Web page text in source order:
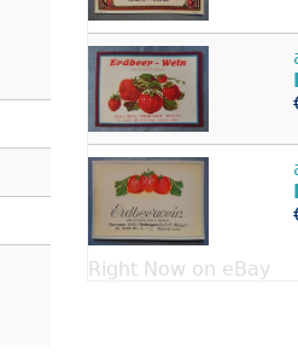
Right Now on eBay